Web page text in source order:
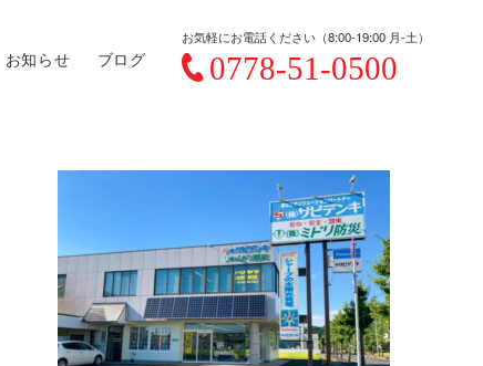
お知らせ ブログ
お気軽にお電話ください（8:00-19:00 月-土）